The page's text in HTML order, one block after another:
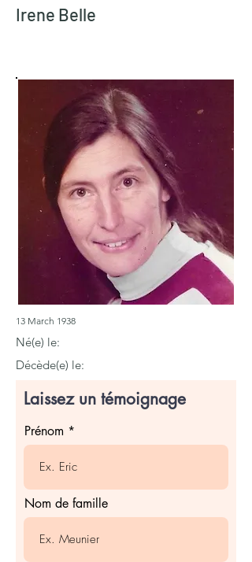
Irene Belle
13 March 1938
Né(e) le:
Décède(e) le:
Laissez un témoignage
Prénom
Nom de famille